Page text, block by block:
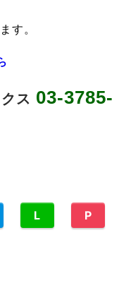
す。
ス 03-3785-
L P